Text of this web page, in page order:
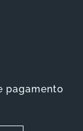
pagamento